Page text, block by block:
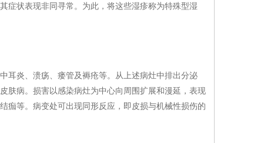
状表现非同寻常。为此，将这些湿疹称为特殊型湿
炎、溃疡、瘘管及褥疮等。从上述病灶中排出分泌
肤病。损害以感染病灶为中心向周围扩展和漫延，表现
痂等。病变处可出现同形反应，即皮损与机械性损伤的